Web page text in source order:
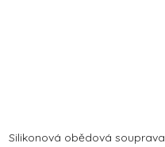
Silikonová obědová souprava